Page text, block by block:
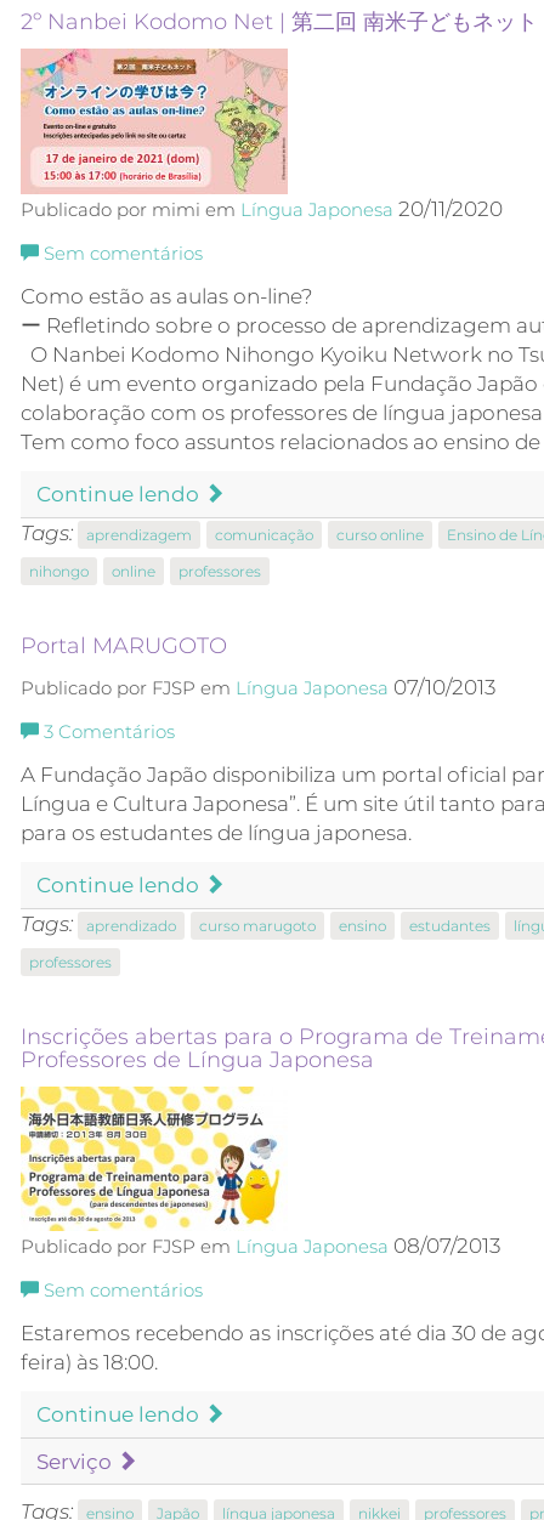
2º Nanbei Kodomo Net | 第二回 南米子どもネット
Publicado por mimi em Língua Japonesa 20/11/2020
Sem comentários
Como estão as aulas on-line?
ー Refletindo sobre o processo de aprendizagem
O Nanbei Kodomo Nihongo Kyoiku Network no
Net) é um evento organizado pela Fundação Japão
colaboração com os professores de língua
Tem como foco assuntos relacionados ao ensino
Continue lendo
Tags:
aprendizagem comunicação curso online
Ensino de
nihongo
online professores
Portal MARUGOTO
Publicado por FJSP em Língua Japonesa 07/10/2013
3 Comentários
A Fundação Japão disponibiliza um portal oficial
Língua e Cultura Japonesa”. É um site útil tanto
para os estudantes de língua japonesa.
Continue lendo
Tags:
aprendizado curso marugoto ensino estudantes
professores
Inscrições abertas para o Programa de
Professores de Língua Japonesa
Publicado por FJSP em Língua Japonesa 08/07/2013
Sem comentários
Estaremos recebendo as inscrições até dia 30 de
feira) às 18:00.
Continue lendo
Serviço
Tags: ensino Japão língua japonesa nikkei professores